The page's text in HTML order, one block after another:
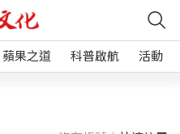
蘋果之道 科普啟航 活動